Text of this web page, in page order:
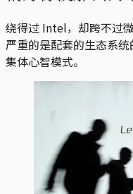
绕得过 Intel，却跨不过
严重的是配套的生态系
集体心智模式。